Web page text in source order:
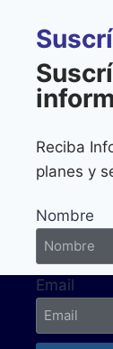
Reciba
planes y
Nombre
Email